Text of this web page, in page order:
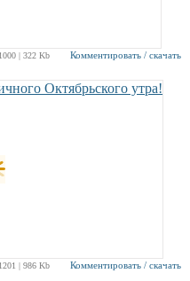
| 322 Kb Комментировать / скачать
| 986 Kb Комментировать / скачать